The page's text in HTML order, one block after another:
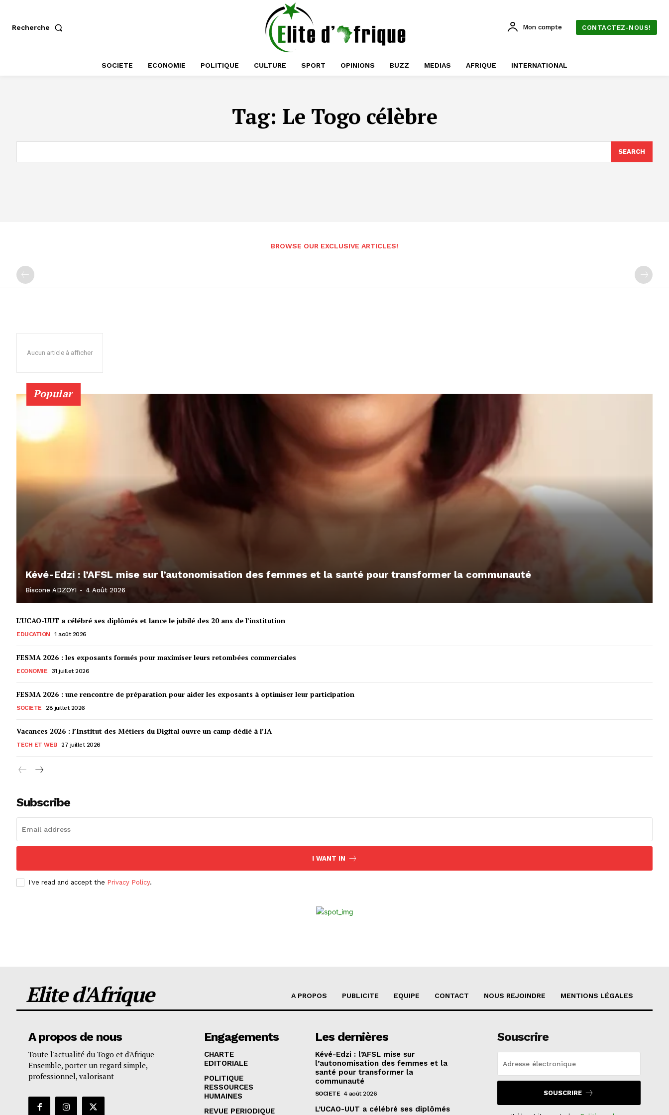
Recherche Mon compte CONTACTEZ-NOUS!
SOCIETE ECONOMIE POLITIQUE CULTURE SPORT OPINIONS BUZZ MEDIAS AFRIQUE INTERNATIONAL
Tag: Le Togo célèbre
SEARCH
BROWSE OUR EXCLUSIVE ARTICLES!
Aucun article à afficher
Popular
Kévé-Edzi : l’AFSL mise sur l’autonomisation des femmes et la santé pour transformer la communauté
Biscone ADZOYI - 4 Août 2026
L’UCAO-UUT a célébré ses diplômés et lance le jubilé des 20 ans de l’institution
EDUCATION 1 août 2026
FESMA 2026 : les exposants formés pour maximiser leurs retombées commerciales
ECONOMIE 31 juillet 2026
FESMA 2026 : une rencontre de préparation pour aider les exposants à optimiser leur participation
SOCIETE 28 juillet 2026
Vacances 2026 : l’Institut des Métiers du Digital ouvre un camp dédié à l’IA
TECH ET WEB 27 juillet 2026
Subscribe
I WANT IN
I've read and accept the Privacy Policy.
Elite d'Afrique A PROPOS PUBLICITE EQUIPE CONTACT NOUS REJOINDRE MENTIONS LÉGALES
A propos de nous
Toute l'actualité du Togo et d'Afrique
Ensemble, porter un regard simple,
professionnel, valorisant
Engagements
CHARTE
EDITORIALE
POLITIQUE
RESSOURCES
HUMAINES
REVUE PERIODIQUE
Les dernières
Kévé-Edzi : l’AFSL mise sur
l’autonomisation des femmes et la
santé pour transformer la
communauté
SOCIETE 4 août 2026
L’UCAO-UUT a célébré ses diplômés
Souscrire
SOUSCRIRE